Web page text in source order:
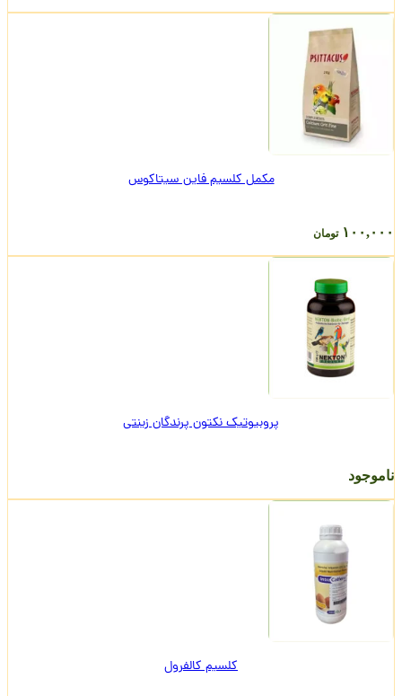
مکمل کلسیم فاین سیتاکوس
۱۰۰,۰۰۰ تومان
پروبیوتیک نکتون پرندگان زینتی
ناموجود
کلسیم کالفرول